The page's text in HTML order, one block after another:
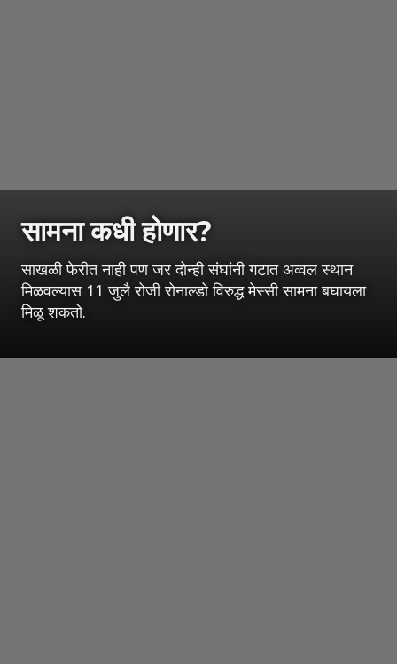
सामना कधी होणार?
साखळी फेरीत नाही पण जर दोन्ही संघांनी गटात अव्वल स्थान
मिळवल्यास 11 जुलै रोजी रोनाल्डो विरुद्ध मेस्सी सामना बघायला
मिळू शकतो.